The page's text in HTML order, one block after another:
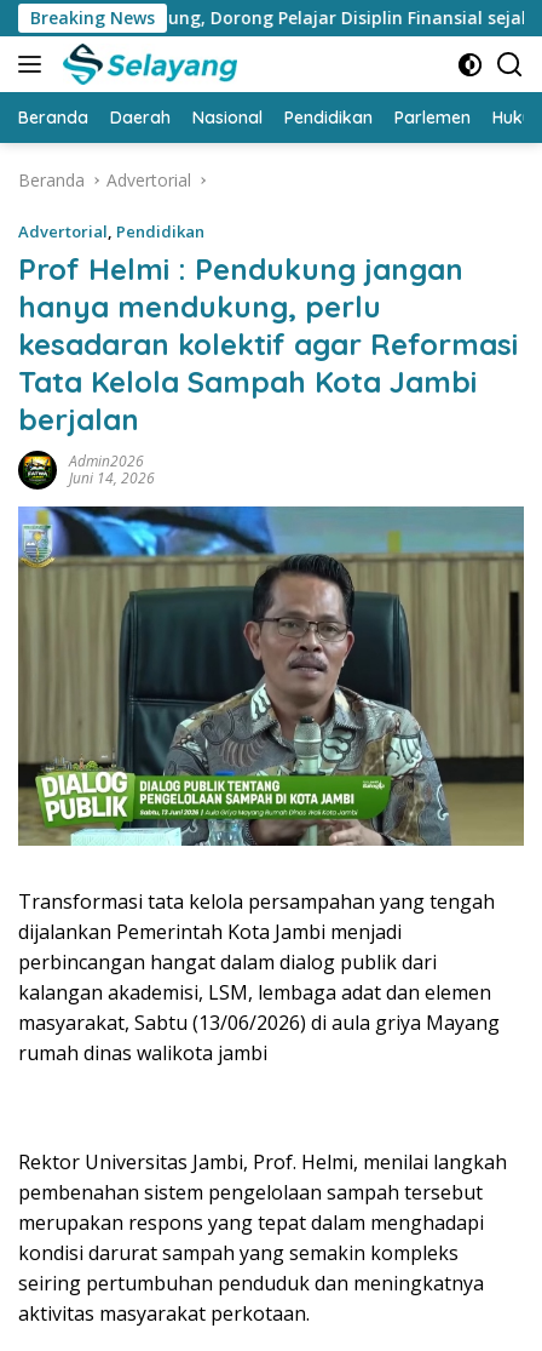
Langsung
ke
konten
Breaking News
Dorong Pelajar Disiplin Finansial sejak dini
Beranda Daerah Nasional Pendidikan Parlemen
Beranda Advertorial
Advertorial, Pendidikan
Prof Helmi : Pendukung jangan
hanya mendukung, perlu
kesadaran kolektif agar Reformasi
Tata Kelola Sampah Kota Jambi
berjalan
Admin2026
Juni 14, 2026
Transformasi tata kelola persampahan yang tengah
dijalankan Pemerintah Kota Jambi menjadi
perbincangan hangat dalam dialog publik dari
kalangan akademisi, LSM, lembaga adat dan elemen
masyarakat, Sabtu (13/06/2026) di aula griya Mayang
rumah dinas walikota jambi
Rektor Universitas Jambi, Prof. Helmi, menilai langkah
pembenahan sistem pengelolaan sampah tersebut
merupakan respons yang tepat dalam menghadapi
kondisi darurat sampah yang semakin kompleks
seiring pertumbuhan penduduk dan meningkatnya
aktivitas masyarakat perkotaan.